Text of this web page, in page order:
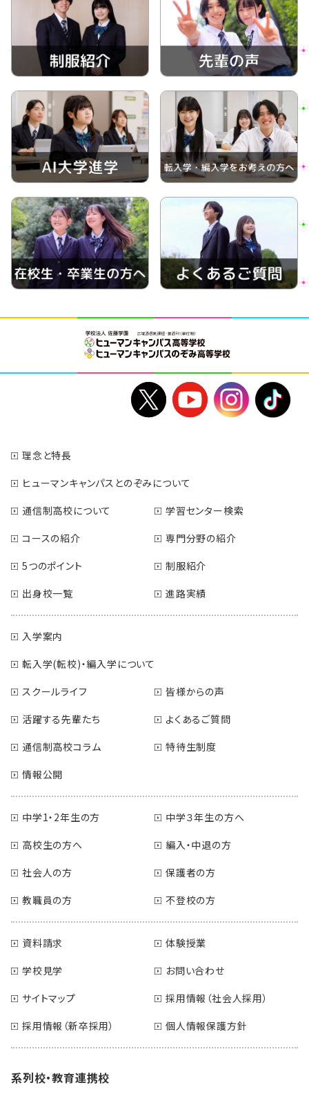
理念と特長
ヒューマンキャンパスとのぞみについて
通信制高校について
学習センター検索
コースの紹介
専門分野の紹介
5つのポイント
制服紹介
出身校一覧
進路実績
入学案内
転入学(転校)・編入学について
スクールライフ
皆様からの声
活躍する先輩たち
よくあるご質問
通信制高校コラム
特待生制度
情報公開
中学1・2年生の方
中学３年生の方へ
高校生の方へ
編入・中退の方
社会人の方
保護者の方
教職員の方
不登校の方
資料請求
体験授業
学校見学
お問い合わせ
サイトマップ
採用情報（社会人採用）
採用情報（新卒採用）
個人情報保護方針
系列校・教育連携校